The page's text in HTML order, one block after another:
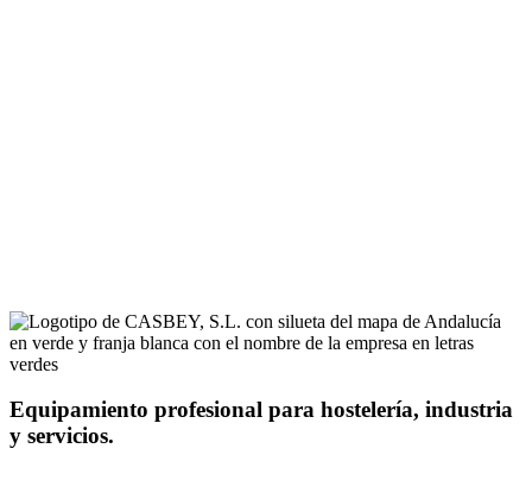
Equipamiento profesional para hostelería, industria
y servicios.